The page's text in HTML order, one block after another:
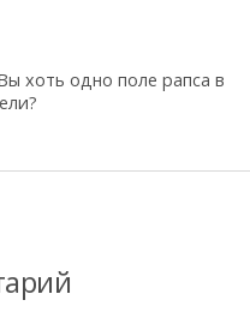
хоть одно поле рапса в